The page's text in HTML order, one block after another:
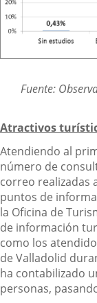
Fuente:
Atractivos
Atendiendo al
número de
correo realizadas
puntos de
la Oficina de
de información
como los
de Valladolid
ha contabilizado
personas,